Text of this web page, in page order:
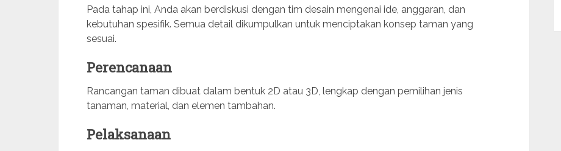
Pada tahap ini, Anda akan berdiskusi dengan tim desain mengenai ide, anggaran, dan
kebutuhan spesifik. Semua detail dikumpulkan untuk menciptakan konsep taman yang
sesuai.
Perencanaan
Rancangan taman dibuat dalam bentuk 2D atau 3D, lengkap dengan pemilihan jenis
tanaman, material, dan elemen tambahan.
Pelaksanaan